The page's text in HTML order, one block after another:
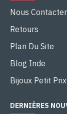
Nous Contacter
Retours
Plan Du Site
Blog Inde
Bijoux Petit Prix
DERNIÈRES